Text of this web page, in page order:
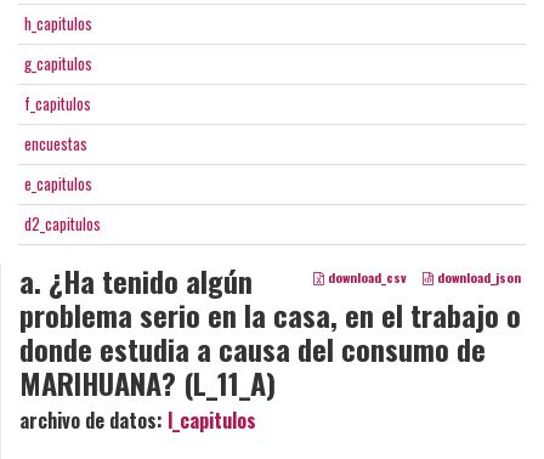
h_capitulos
g_capitulos
f_capitulos
encuestas
e_capitulos
d2_capitulos
download_csv download_json
a. ¿Ha tenido algún
problema serio en la casa, en el trabajo o
donde estudia a causa del consumo de
MARIHUANA? (L_11_A)
archivo de datos: l_capitulos